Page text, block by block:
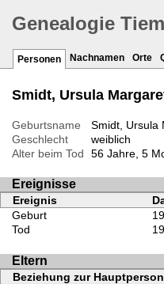
Genealogie
Personen Nachnamen Orte
Smidt, Ursula
Geburtsname
Smidt, Ursula
Geschlecht
weiblich
Alter beim Tod
56 Jahre, 5
Ereignisse
Ereignis
Geburt
Tod
Eltern
Beziehung zur Hauptperson